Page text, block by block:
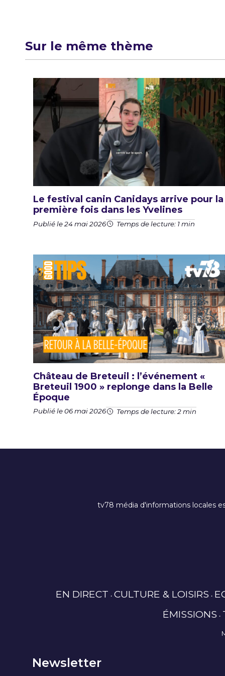
Sur le même thème
Le festival canin Canidays arrive pour la
première fois dans les Yvelines
Publié le 24 mai 2026 Temps de lecture: 1 min
Château de Breteuil : l’événement «
Breteuil 1900 » replonge dans la Belle
Époque
Publié le 06 mai 2026 Temps de lecture: 2 min
tv78 média d'informations locales
EN DIRECT CULTURE & LOISIRS
ÉMISSIONS
Newsletter